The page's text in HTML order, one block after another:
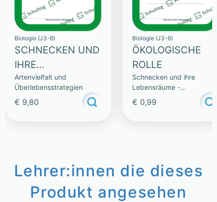
Biologie (J3-6)
SCHNECKEN UND
IHRE
LEBENSRÄUME
(SAMMLUNG)
Artenvielfalt und
Überlebensstrategien
€ 9,80
Biologie (J3-6)
ÖKOLOGISCHE
ROLLE
Schnecken und ihre
Lebensräume -
Artenvielfalt und
Überlebensstrategien
€ 0,99
Lehrer:innen die dieses
Produkt angesehen